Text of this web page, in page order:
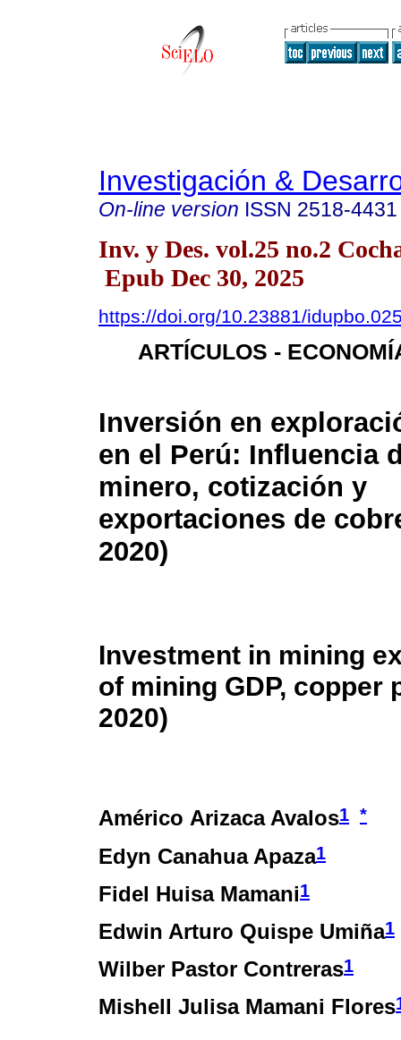
Investigación &
On-line version ISSN 2518-4431
Inv. y Des. vol.25 no.2
Epub Dec 30, 2025
https://doi.org/10.23881/
ARTÍCULOS -
Inversión en
en el Perú: Influencia
minero, cotización y
exportaciones de
2020)
Investment in mining
of mining GDP, copper
2020)
Américo Arizaca Avalos1 *
Edyn Canahua Apaza1
Fidel Huisa Mamani1
Edwin Arturo Quispe Umiña1
Wilber Pastor Contreras1
Mishell Julisa Mamani Flores